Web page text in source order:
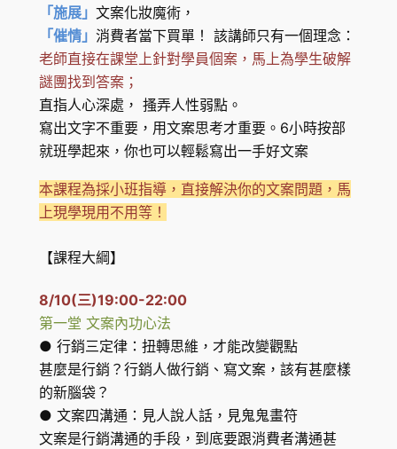
「施展」 文案化妝魔術，
「催情」 消費者當下買單！ 該講師只有一個理念：
老師直接在課堂上針對學員個案，馬上為學生破解
謎團找到答案；
直指人心深處， 搔弄人性弱點。
寫出文字不重要，用文案思考才重要。6小時按部
就班學起來，你也可以輕鬆寫出一手好文案
本課程為採小班指導，直接解決你的文案問題，馬
上現學現用不用等！
【課程大綱】
8/10(三)19:00-22:00
第一堂 文案內功心法
● 行銷三定律：扭轉思維，才能改變觀點
甚麼是行銷？行銷人做行銷、寫文案，該有甚麼樣
的新腦袋？
● 文案四溝通：見人說人話，見鬼鬼畫符
文案是行銷溝通的手段，到底要跟消費者溝通甚